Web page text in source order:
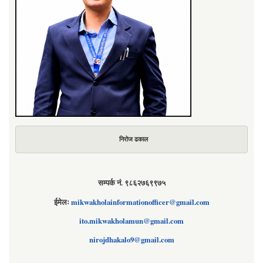
निरोज ढकाल
सम्पर्क नं. ९८६२७६९९७५
ईमेलःmikwakholainformationofficer@gmail.com
ito.mikwakholamun@gmail.com
nirojdhakalo9@gmail.com